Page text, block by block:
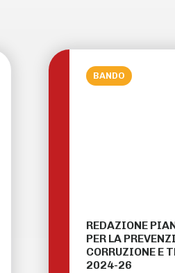
BANDO
REDAZIONE
PER LA
CORRUZIONE E
2024-26